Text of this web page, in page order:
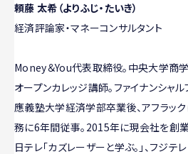
頼藤 太希（よりふじ・たいき）
経済評論家・マネーコンサルタント
Money＆You代表取締役。中央大学商
オープンカレッジ講師。ファイナンシャ
應義塾大学経済学部卒業後、アフラッ
務に6年間従事。2015年に現会社を創
日テレ「カズレーザーと学ぶ。」、フジテレ